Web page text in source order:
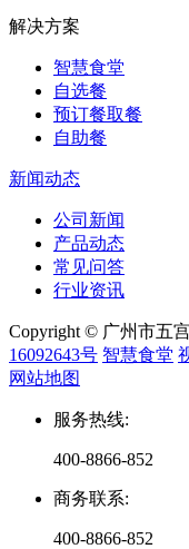
解决方案
智慧食堂
自选餐
预订餐取餐
自助餐
新闻动态
公司新闻
产品动态
常见问答
行业资讯
Copyright © 广州市五
16092643号 智慧食堂
网站地图
服务热线:
400-8866-852
商务联系:
400-8866-852